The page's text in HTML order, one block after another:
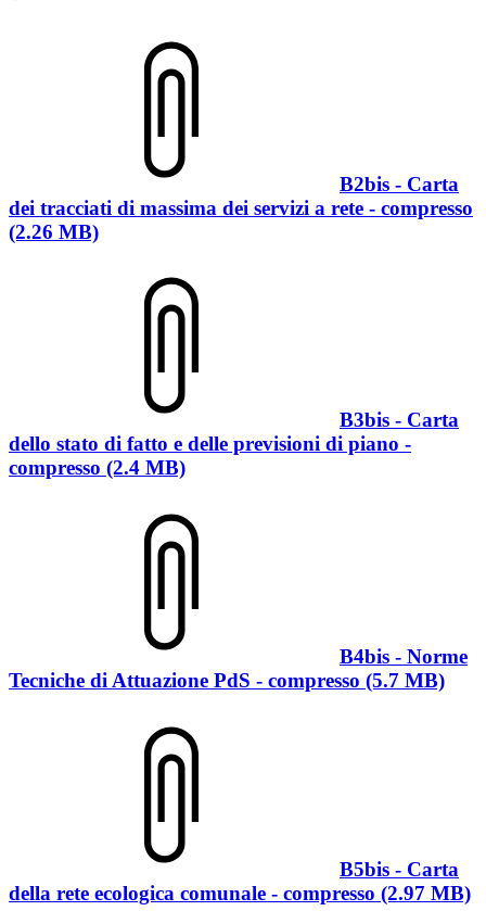
B2bis - Carta
dei tracciati di massima dei servizi a rete - compresso
(2.26 MB)
B3bis - Carta
dello stato di fatto e delle previsioni di piano -
compresso (2.4 MB)
B4bis - Norme
Tecniche di Attuazione PdS - compresso (5.7 MB)
B5bis - Carta
della rete ecologica comunale - compresso (2.97 MB)